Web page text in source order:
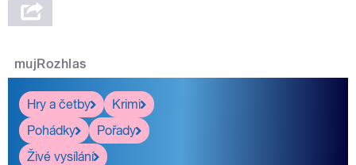
mujRozhlas
Hry a četby
Krimi
Pohádky
Pořady
Živé vysílání